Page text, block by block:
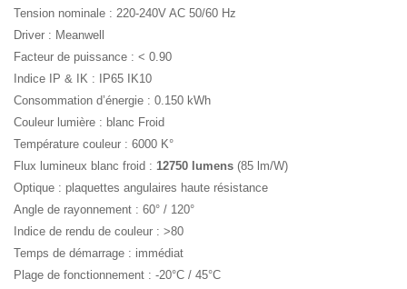
Tension nominale : 220-240V AC 50/60 Hz
Driver : Meanwell
Facteur de puissance : < 0.90
Indice IP & IK : IP65 IK10
Consommation d’énergie : 0.150 kWh
Couleur lumière : blanc Froid
Température couleur : 6000 K°
Flux lumineux blanc froid : 12750 lumens (85 lm/W)
Optique : plaquettes angulaires haute résistance
Angle de rayonnement : 60° / 120°
Indice de rendu de couleur : >80
Temps de démarrage : immédiat
Plage de fonctionnement : -20°C / 45°C